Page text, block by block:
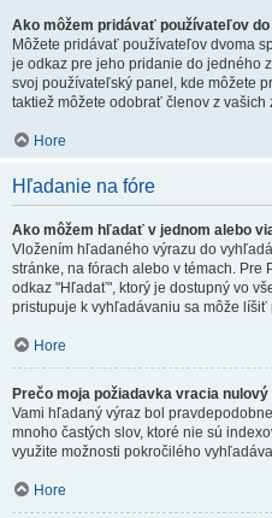
Ako môžem pridávať používateľov
Môžete pridávať používateľov dvoma
je odkaz pre jeho pridanie do jedného
svoj používateľský panel, kde môžete
taktiež môžete odobrať členov z vašich
Hore
Hľadanie na fóre
Ako môžem hľadať v jednom alebo
Vložením hľadaného výrazu do
stránke, na fórach alebo v témach.
odkaz "Hľadať", ktorý je dostupný vo
pristupuje k vyhľadávaniu sa môže
Hore
Prečo moja požiadavka vracia
Vami hľadaný výraz bol
mnoho častých slov, ktoré nie sú
využite možnosti pokročilého
Hore